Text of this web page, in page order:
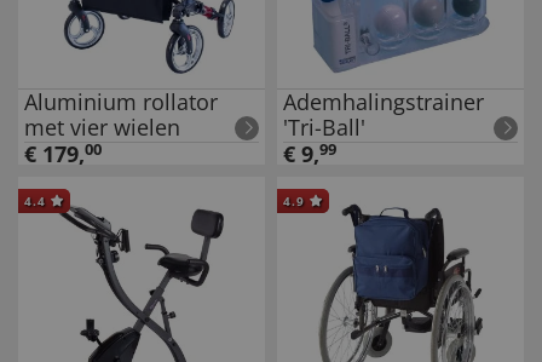
Aluminium rollator
met vier wielen
€ 179,00
Ademhalingstrainer
'Tri-Ball'
€ 9,99
4.4 4.9